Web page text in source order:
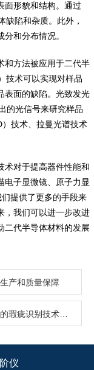
面形貌和结构。通过
缺陷和杂质。此外，
和分布情况。
和方法被应用于二代半
技术可以实现对样品
表面的缺陷。光致发光
的光信号来研究样品
技术、拉曼光谱技术
术对于提高器件性能和
电子显微镜、原子力显
提供了更多的手段来
，我们可以进一步改进
二代半导体材料的发展
产和质量保障
助力半导体品质控制
仪